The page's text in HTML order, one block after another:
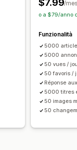
$7.99/
o a $79/anno
Funzionalità
5000
5000
50 vues /
50 favoris /
Réponse
5000 titres
50 images
50